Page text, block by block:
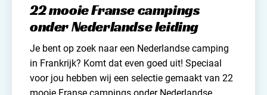
22 mooie Franse campings
onder Nederlandse leiding
Je bent op zoek naareen Nederlandse camping
in Frankrijk? Komt dat even goed uit! Speciaal
voor jou hebben wij een selectie gemaakt van 22
mooie Franse campings onder Nederlandse